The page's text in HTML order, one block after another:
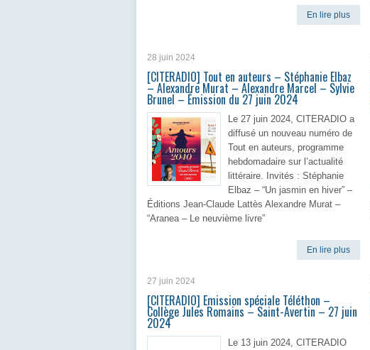
En lire plus
28 juin 2024
[CITERADIO] Tout en auteurs – Stéphanie Elbaz
– Alexandre Murat – Alexandre Marcel – Sylvie
Brunel – Émission du 27 juin 2024
Le 27 juin 2024, CITERADIO a
diffusé un nouveau numéro de
Tout en auteurs, programme
hebdomadaire sur l’actualité
littéraire. Invités : Stéphanie
Elbaz – “Un jasmin en hiver” –
Éditions Jean-Claude Lattès Alexandre Murat –
“Aranea – Le neuvième livre”
En lire plus
27 juin 2024
[CITERADIO] Emission spéciale Téléthon –
Collège Jules Romains – Saint-Avertin – 27 juin
2024
Le 13 juin 2024, CITERADIO